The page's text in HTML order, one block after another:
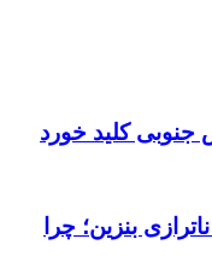
جنوبی کلید خورد
بنزین؛ چرا